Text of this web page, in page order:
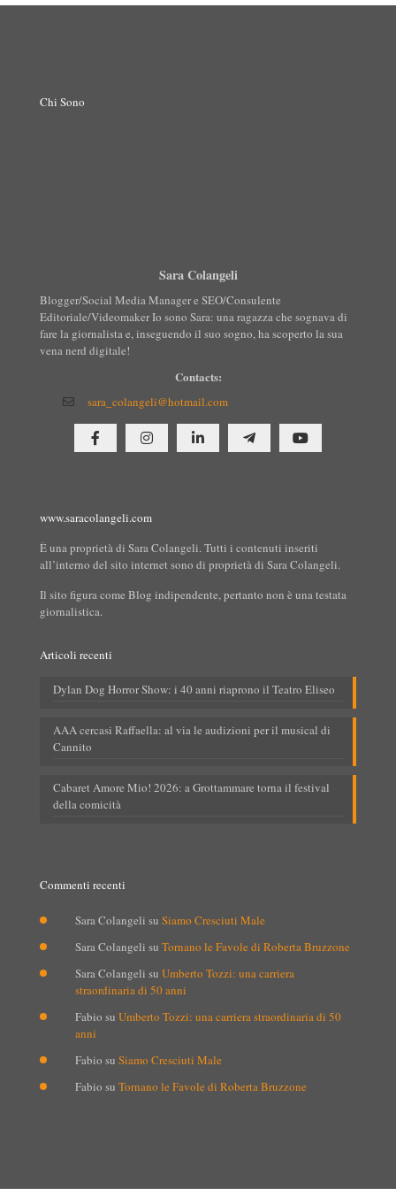
Chi Sono
Sara Colangeli
Blogger/Social Media Manager e SEO/Consulente
Editoriale/Videomaker Io sono Sara: una ragazza che sognava di
fare la giornalista e, inseguendo il suo sogno, ha scoperto la sua
vena nerd digitale!
Contacts:
sara_colangeli@hotmail.com
www.saracolangeli.com
È una proprietà di Sara Colangeli. Tutti i contenuti inseriti
all’interno del sito internet sono di proprietà di Sara Colangeli.
Il sito figura come Blog indipendente, pertanto non è una testata
giornalistica.
Articoli recenti
Dylan Dog Horror Show: i 40 anni riaprono il Teatro Eliseo
AAA cercasi Raffaella: al via le audizioni per il musical di
Cannito
Cabaret Amore Mio! 2026: a Grottammare torna il festival
della comicità
Commenti recenti
Sara Colangeli su Siamo Cresciuti Male
Sara Colangeli su Tornano le Favole di Roberta Bruzzone
Sara Colangeli su Umberto Tozzi: una carriera
straordinaria di 50 anni
Fabio su Umberto Tozzi: una carriera straordinaria di 50
anni
Fabio su Siamo Cresciuti Male
Fabio su Tornano le Favole di Roberta Bruzzone